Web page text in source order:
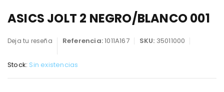
ASICS JOLT 2 NEGRO/BLANCO 001
Deja tu reseña Referencia:1011A167 SKU: 35011000
Stock: Sin existencias